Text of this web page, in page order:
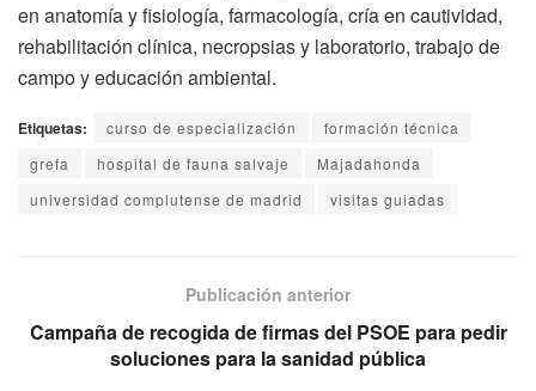
en anatomía y fisiología, farmacología, cría en cautividad,
rehabilitación clínica, necropsias y laboratorio, trabajo de
campo y educación ambiental.
Etiquetas: curso de especialización
formación técnica
grefa
hospital de fauna salvaje
Majadahonda
universidad complutense de madrid
visitas guiadas
Publicación anterior
Campaña de recogida de firmas del PSOE para pedir
soluciones para la sanidad pública